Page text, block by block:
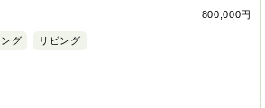
800,000円
グ リビング